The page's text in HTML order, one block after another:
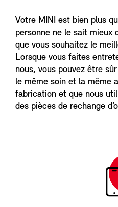
Votre MINI est bien plus
personne ne le sait mieux
que vous souhaitez le
Lorsque vous faites
nous, vous pouvez être
le même soin et la même
fabrication et que nous
des pièces de rechange